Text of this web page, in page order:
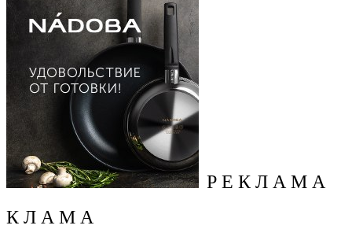
Р Е К Л А М А
К Л А М А